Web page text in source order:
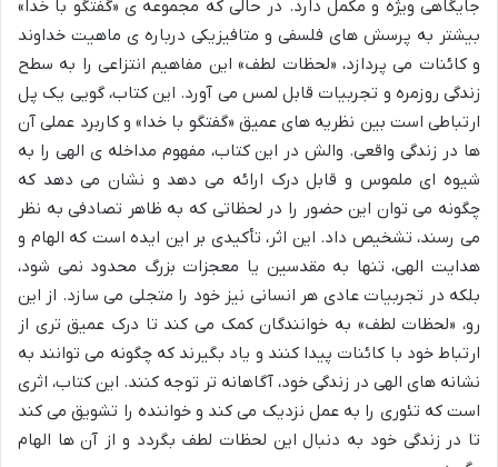
جایگاهی ویژه و مکمل دارد. در حالی که مجموعه ی «گفتگو با خدا»
بیشتر به پرسش های فلسفی و متافیزیکی درباره ی ماهیت خداوند
و کائنات می پردازد، «لحظات لطف» این مفاهیم انتزاعی را به سطح
زندگی روزمره و تجربیات قابل لمس می آورد. این کتاب، گویی یک پل
ارتباطی است بین نظریه های عمیق «گفتگو با خدا» و کاربرد عملی آن
ها در زندگی واقعی. والش در این کتاب، مفهوم مداخله ی الهی را به
شیوه ای ملموس و قابل درک ارائه می دهد و نشان می دهد که
چگونه می توان این حضور را در لحظاتی که به ظاهر تصادفی به نظر
می رسند، تشخیص داد. این اثر، تأکیدی بر این ایده است که الهام و
هدایت الهی، تنها به مقدسین یا معجزات بزرگ محدود نمی شود،
بلکه در تجربیات عادی هر انسانی نیز خود را متجلی می سازد. از این
رو، «لحظات لطف» به خوانندگان کمک می کند تا درک عمیق تری از
ارتباط خود با کائنات پیدا کنند و یاد بگیرند که چگونه می توانند به
نشانه های الهی در زندگی خود، آگاهانه تر توجه کنند. این کتاب، اثری
است که تئوری را به عمل نزدیک می کند و خواننده را تشویق می کند
تا در زندگی خود به دنبال این لحظات لطف بگردد و از آن ها الهام